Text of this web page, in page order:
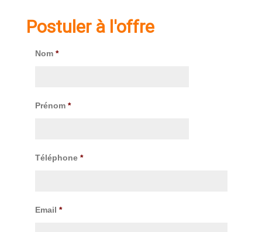
Postuler à l'offre
Nom *
Prénom *
Téléphone *
Email *